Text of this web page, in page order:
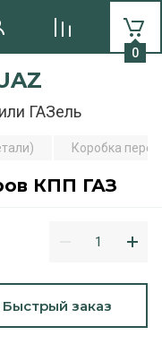
ГАЗель
0
Коробка
КПП ГАЗ
Быстрый заказ